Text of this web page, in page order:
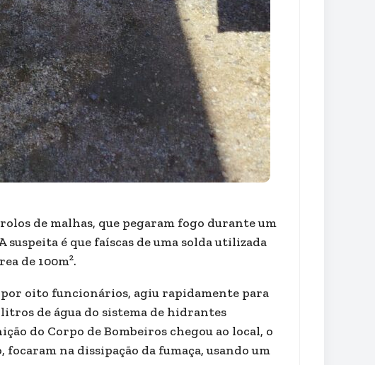
de malhas, que pegaram fogo durante um
é que faíscas de uma solda utilizada
de 100m².
por oito funcionários, agiu rapidamente para
de água do sistema de hidrantes
do Corpo de Bombeiros chegou ao local, o
na dissipação da fumaça, usando um